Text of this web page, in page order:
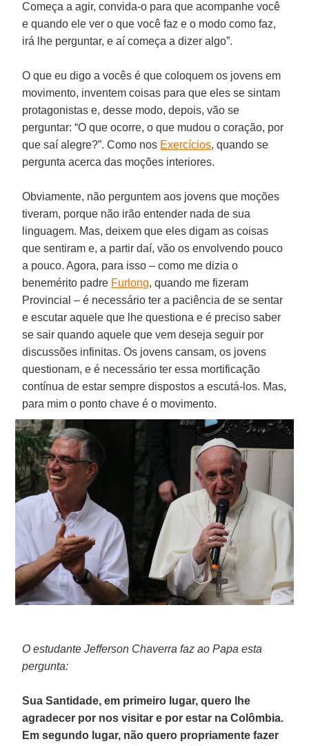
Começa a agir, convida-o para que acompanhe você
e quando ele ver o que você faz e o modo como faz,
irá lhe perguntar, e aí começa a dizer algo”.
O que eu digo a vocês é que coloquem os jovens em
movimento, inventem coisas para que eles se sintam
protagonistas e, desse modo, depois, vão se
perguntar: “O que ocorre, o que mudou o coração, por
que saí alegre?”. Como nos Exercícios, quando se
pergunta acerca das moções interiores.
Obviamente, não perguntem aos jovens que moções
tiveram, porque não irão entender nada de sua
linguagem. Mas, deixem que eles digam as coisas
que sentiram e, a partir daí, vão os envolvendo pouco
a pouco. Agora, para isso – como me dizia o
benemérito padre Furlong, quando me fizeram
Provincial – é necessário ter a paciência de se sentar
e escutar aquele que lhe questiona e é preciso saber
se sair quando aquele que vem deseja seguir por
discussões infinitas. Os jovens cansam, os jovens
questionam, e é necessário ter essa mortificação
contínua de estar sempre dispostos a escutá-los. Mas,
para mim o ponto chave é o movimento.
O estudante Jefferson Chaverra faz ao Papa esta
pergunta:
Sua Santidade, em primeiro lugar, quero lhe
agradecer por nos visitar e por estar na Colômbia.
Em segundo lugar, não quero propriamente fazer